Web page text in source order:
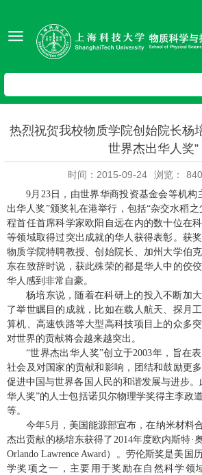
热烈祝贺我校物质学院创始院长杨
世界杰出华人奖”
时间：2015-09-24 浏览： 840
9月23日，由世界华商投资基金会等机构
出华人奖”颁奖礼在港举行，包括“杂交水稻
程首任首席科学家欧阳自远在内的数十位在
等领域取得过突出成就的华人获得表彰。获
物质学院特聘教授、创始院长、加州大学伯
东在致辞时说，获此殊荣的都是华人中的佼
华人感到非常自豪。
杨培东说，随着在科研上的投入不断加
了举世瞩目的成就，比如在载人航天、探月
算机、高速铁路等大型高科技项目上的众多
对世界的贡献将会越来越突出。
“世界杰出华人奖”创立于2003年，旨在
社会及对国家的贡献和影响，团结和鼓励更
促进中国与世界各国人民的和谐发展与进步。
华人奖”的人士包括诺贝尔物理学奖得主李政
等。
今年5月，美国能源部宣布，在纳米材料
杰出贡献的杨培东获得了2014年度欧内斯特·
Orlando Lawrence Award）。劳伦斯奖是美国
学奖项之一，主要用于奖励在自然科学领